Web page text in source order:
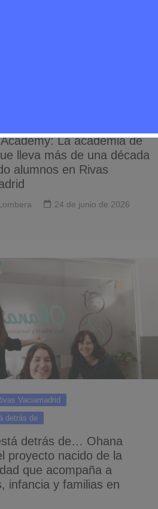
La academia de
lleva más de una década
alumnos en Rivas
24 de junio de 2026
Vaciamadrid
detrás de
detrás de… Ohana
proyecto nacido de la
que acompaña a
infancia y familias en